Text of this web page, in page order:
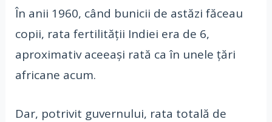
În anii 1960, când bunicii de astăzi făceau
copii, rata fertilității Indiei era de 6,
aproximativ aceeași rată ca în unele țări
africane acum.
Dar, potrivit guvernului, rata totală de